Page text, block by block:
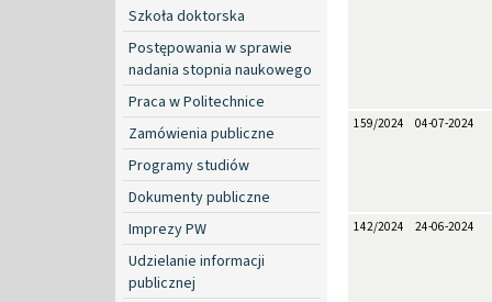
Szkoła doktorska
Postępowania w sprawie
nadania stopnia naukowego
Praca w Politechnice
Zamówienia publiczne
Programy studiów
Dokumenty publiczne
Imprezy PW
Udzielanie informacji
publicznej
159/2024 04-07-2024
142/2024 24-06-2024